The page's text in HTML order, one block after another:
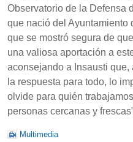
Observatorio de la Defensa
que nació del Ayuntamiento
que se mostró segura de
una valiosa aportación a
aconsejando a Insausti que,
la respuesta para todo, lo
olvide para quién
personas cercanas y
Multimedia